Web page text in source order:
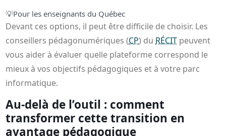
💡Pour les enseignants du Québec
Devant ces options, il peut être difficile de choisir. Les
conseillers pédagonumériques (CP) duRÉCIT peuvent
vous aider à évaluer quelle plateforme correspond le
mieux à vos objectifs pédagogiques et à votre parc
informatique.
Au-delà de l’outil : comment
transformer cette transition en
avantage pédagogique